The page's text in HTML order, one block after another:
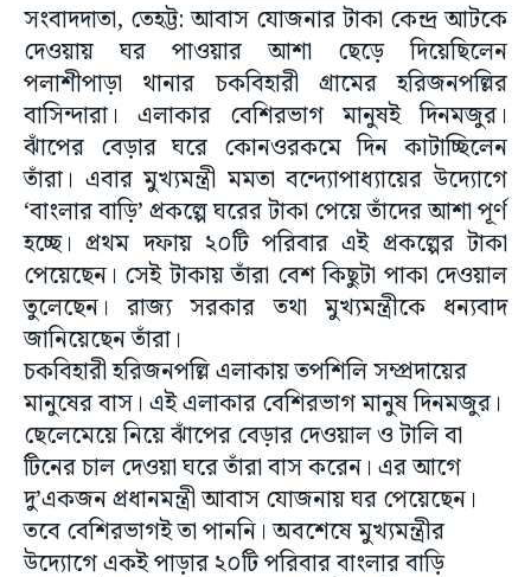
সংবাদদাতা, তেহট্ট: আবাস যোজনার টাকা কেন্দ্র আটকে
দেওয়ায় ঘর পাওয়ার আশা ছেড়ে দিয়েছিলেন
পলাশীপাড়া থানার চকবিহারী গ্রামের হরিজনপল্লির
বাসিন্দারা। এলাকার বেশিরভাগ মানুষই দিনমজুর।
ঝাঁপের বেড়ার ঘরে কোনওরকমে দিন কাটাচ্ছিলেন
তাঁরা। এবার মুখ্যমন্ত্রী মমতা বন্দ্যোপাধ্যায়ের উদ্যোগে
‘বাংলার বাড়ি’ প্রকল্পে ঘরের টাকা পেয়ে তাঁদের আশা পূর্ণ
হচ্ছে। প্রথম দফায় ২০টি পরিবার এই প্রকল্পের টাকা
পেয়েছেন। সেই টাকায় তাঁরা বেশ কিছুটা পাকা দেওয়াল
তুলেছেন। রাজ্য সরকার তথা মুখ্যমন্ত্রীকে ধন্যবাদ
জানিয়েছেন তাঁরা।
চকবিহারী হরিজনপল্লি এলাকায় তপশিলি সম্প্রদায়ের
মানুষের বাস। এই এলাকার বেশিরভাগ মানুষ দিনমজুর।
ছেলেমেয়ে নিয়ে ঝাঁপের বেড়ার দেওয়াল ও টালি বা
টিনের চাল দেওয়া ঘরে তাঁরা বাস করেন। এর আগে
দু’একজন প্রধানমন্ত্রী আবাস যোজনায় ঘর পেয়েছেন।
তবে বেশিরভাগই তা পাননি। অবশেষে মুখ্যমন্ত্রীর
উদ্যোগে একই পাড়ার ২০টি পরিবার বাংলার বাড়ি